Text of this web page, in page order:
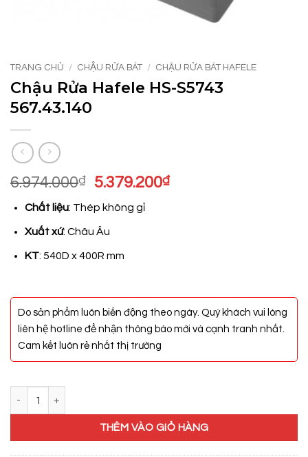
TRANG CHỦ / CHẬU RỬA BÁT / CHẬU RỬA BÁT HAFELE
Chậu Rửa Hafele HS-S5743
567.43.140
6.974.000₫
Giá
là:
6.974.000₫.
5.379.200₫Giá
Chất liệu: Thép không gỉ
Xuất xứ: Châu Âu
KT: 540D x 400R mm
Do sản phẩm luôn biến động theo ngày. Quý khách vui lòng
liên hệ hotline để nhận thông báo mới và cạnh tranh nhất.
Cam kết luôn rẻ nhất thị trường
THÊM VÀO GIỎ HÀNG